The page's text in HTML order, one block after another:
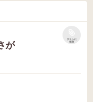
が
リストに
保存